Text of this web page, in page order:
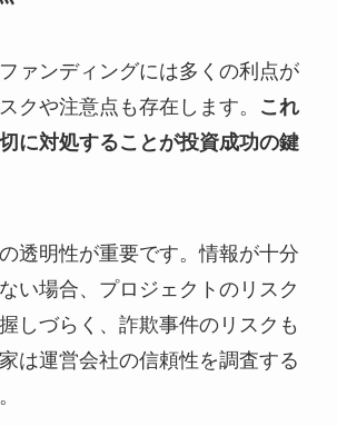
ァンディングには多くの利点が
クや注意点も存在します。
これ
に対処することが投資成功の鍵
透明性が重要です。情報が十分
い場合、プロジェクトのリスク
しづらく、詐欺事件のリスクも
は運営会社の信頼性を調査する